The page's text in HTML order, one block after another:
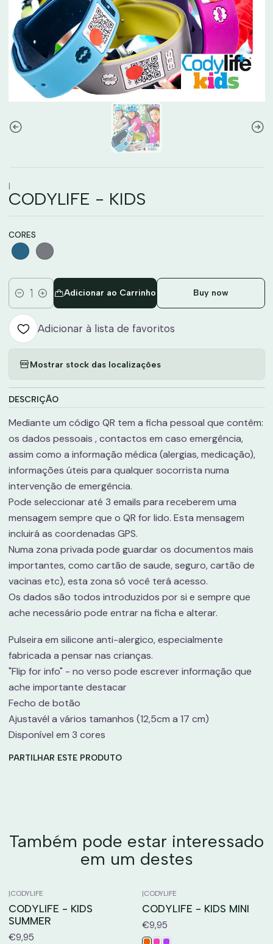
|
CODYLIFE - KIDS
CORES
Quantidade
Adicionar ao Carrinho Buy now
Adicionar à lista de favoritos
Mostrar stock das localizações
DESCRIÇÃO
Mediante um código QR tem a ficha pessoal que contêm:
os dados pessoais , contactos em caso emergência,
assim como a informação médica (alergias, medicação),
informações úteis para qualquer socorrista numa
intervenção de emergência.
Pode seleccionar até 3 emails para receberem uma
mensagem sempre que o QR for lido. Esta mensagem
incluirá as coordenadas GPS.
Numa zona privada pode guardar os documentos mais
importantes, como cartão de saude, seguro, cartão de
vacinas etc), esta zona só você terá acesso.
Os dados são todos introduzidos por si e sempre que
ache necessário pode entrar na ficha e alterar.
Pulseira em silicone anti-alergico, especialmente
fabricada a pensar nas crianças.
"Flip for info" - no verso pode escrever informação que
ache importante destacar
Fecho de botão
Ajustavél a vários tamanhos (12,5cm a 17 cm)
Disponível em 3 cores
PARTILHAR ESTE PRODUTO
Também pode estar interessado
em um destes
|CODYLIFE
CODYLIFE - KIDS
SUMMER
€9,95
|CODYLIFE
CODYLIFE - KIDS MINI
€9,95